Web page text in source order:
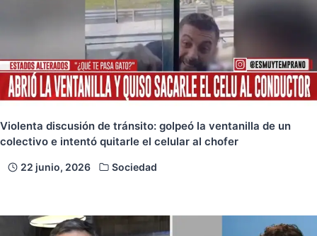
Violenta discusión de tránsito: golpeó la ventanilla de un
colectivo e intentó quitarle el celular al chofer
22 junio, 2026 Sociedad